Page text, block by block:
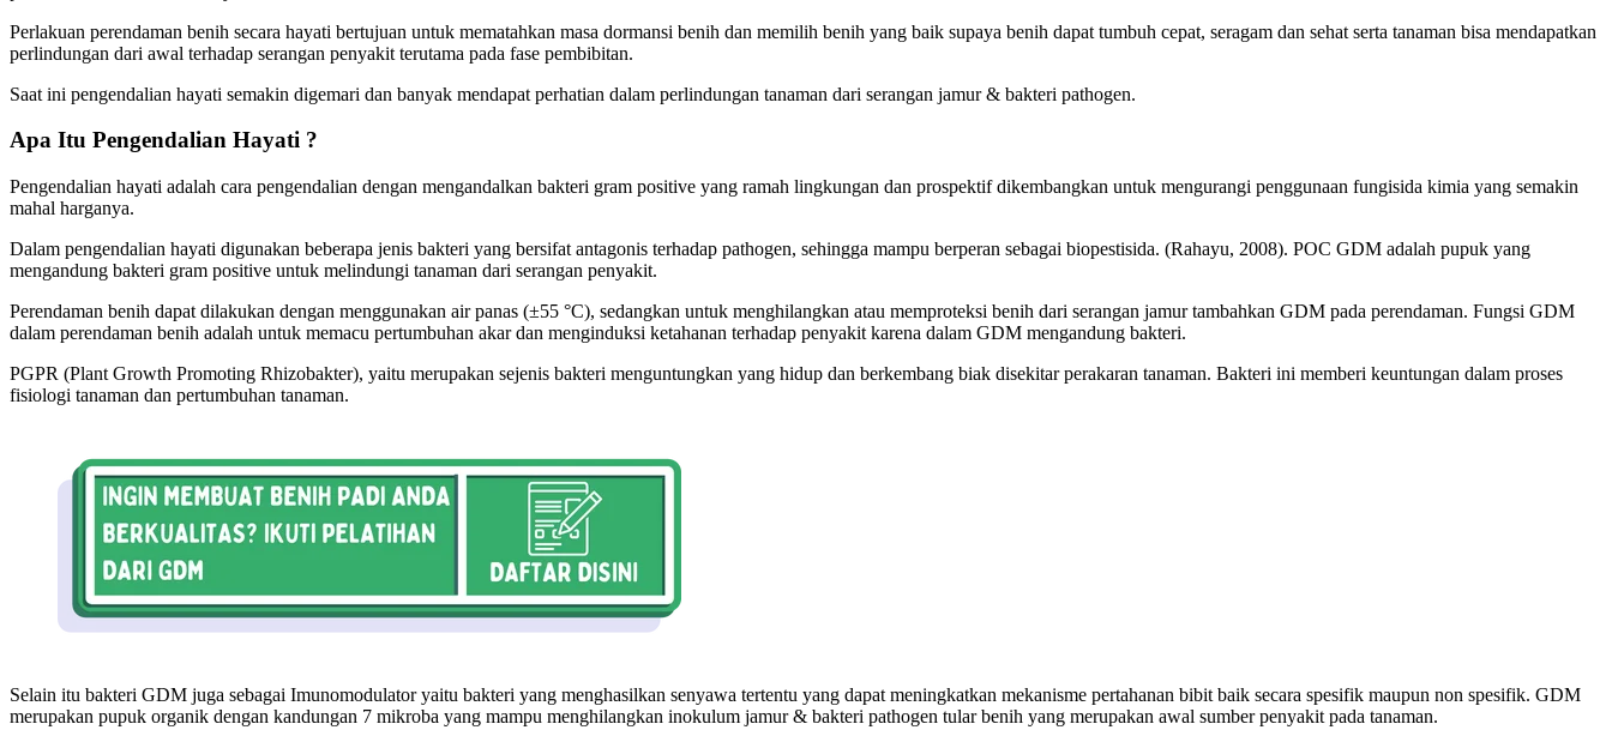
Perlakuan perendaman benih secara hayati bertujuan untuk mematahkan masa dormansi benih dan memilih benih yang baik supaya benih dapat tumbuh cepat, seragam dan sehat serta tanaman bisa mendapatkan
perlindungan dari awal terhadap serangan penyakit terutama pada fase pembibitan.
Saat ini pengendalian hayati semakin digemari dan banyak mendapat perhatian dalam perlindungan tanaman dari serangan jamur & bakteri pathogen.
Apa Itu Pengendalian Hayati ?
Pengendalian hayati adalah cara pengendalian dengan mengandalkan bakteri gram positive yang ramah lingkungan dan prospektif dikembangkan untuk mengurangi penggunaan fungisida kimia yang semakin
mahal harganya.
Dalam pengendalian hayati digunakan beberapa jenis bakteri yang bersifat antagonis terhadap pathogen, sehingga mampu berperan sebagai biopestisida. (Rahayu, 2008). POC GDM adalah pupuk yang
mengandung bakteri gram positive untuk melindungi tanaman dari serangan penyakit.
Perendaman benih dapat dilakukan dengan menggunakan air panas (±55 °C), sedangkan untuk menghilangkan atau memproteksi benih dari serangan jamur tambahkan GDM pada perendaman. Fungsi GDM
dalam perendaman benih adalah untuk memacu pertumbuhan akar dan menginduksi ketahanan terhadap penyakit karena dalam GDM mengandung bakteri.
PGPR (Plant Growth Promoting Rhizobakter), yaitu merupakan sejenis bakteri menguntungkan yang hidup dan berkembang biak disekitar perakaran tanaman. Bakteri ini memberi keuntungan dalam proses
fisiologi tanaman dan pertumbuhan tanaman.
Selain itu bakteri GDM juga sebagai Imunomodulator yaitu bakteri yang menghasilkan senyawa tertentu yang dapat meningkatkan mekanisme pertahanan bibit baik secara spesifik maupun non spesifik. GDM
merupakan pupuk organik dengan kandungan 7 mikroba yang mampu menghilangkan inokulum jamur & bakteri pathogen tular benih yang merupakan awal sumber penyakit pada tanaman.